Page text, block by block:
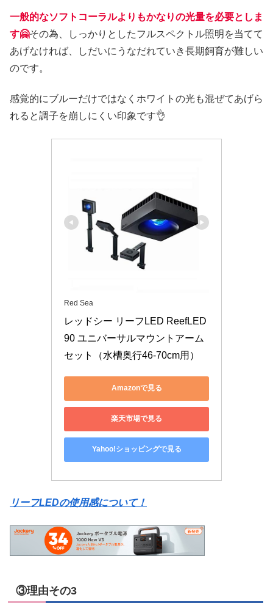
一般的なソフトコーラルよりもかなりの光量を必要としま
す🤗その為、しっかりとしたフルスペクトル照明を当てて
あげなければ、しだいにうなだれていき長期飼育が難しい
のです。
感覚的にブルーだけではなくホワイトの光も混ぜてあげら
れると調子を崩しにくい印象です👌
Red Sea
レッドシー リーフLED ReefLED
90 ユニバーサルマウントアーム
セット（水槽奥行46-70cm用）
Amazonで見る
楽天市場で見る
Yahoo!ショッピングで見る
リーフLEDの使用感について！
③理由その3